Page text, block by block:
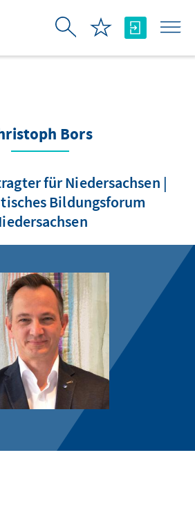
Bors
für Niedersachsen |
Bildungsforum